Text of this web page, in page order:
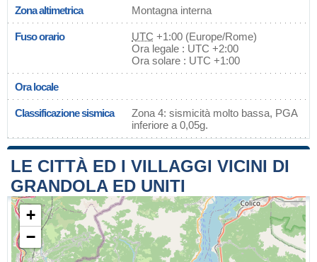
Zona altimetrica Montagna interna
Fuso orario UTC +1:00 (Europe/Rome)
Ora legale : UTC +2:00
Ora solare : UTC +1:00
Ora locale
Classificazione sismica
Zona 4: sismicità molto bassa, PGA
inferiore a 0,05g.
LE CITTÀ ED I VILLAGGI VICINI DI
GRANDOLA ED UNITI
+
−